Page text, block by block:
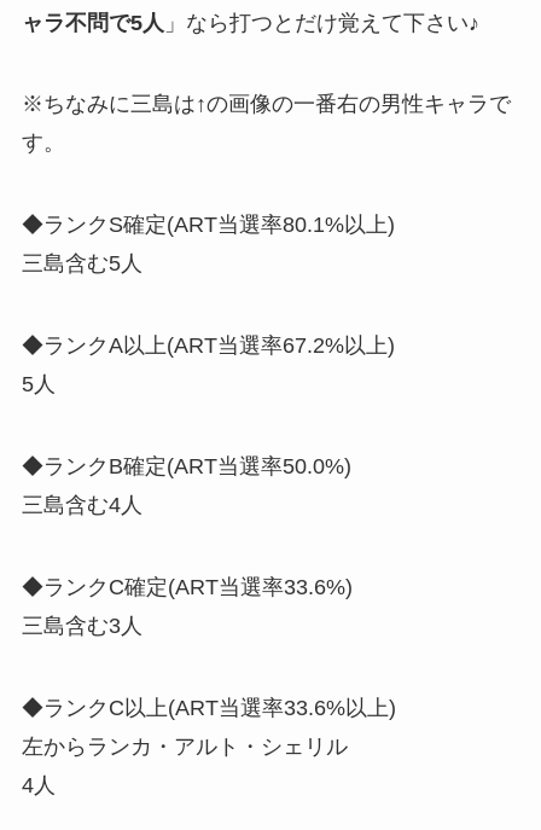
ャラ不問で5人 」なら打つとだけ覚えて下さい♪
※ちなみに三島は↑の画像の一番右の男性キャラで
す。
◆ランクS確定(ART当選率80.1%以上)
三島含む5人
◆ランクA以上(ART当選率67.2%以上)
5人
◆ランクB確定(ART当選率50.0%)
三島含む4人
◆ランクC確定(ART当選率33.6%)
三島含む3人
◆ランクC以上(ART当選率33.6%以上)
左からランカ・アルト・シェリル
4人